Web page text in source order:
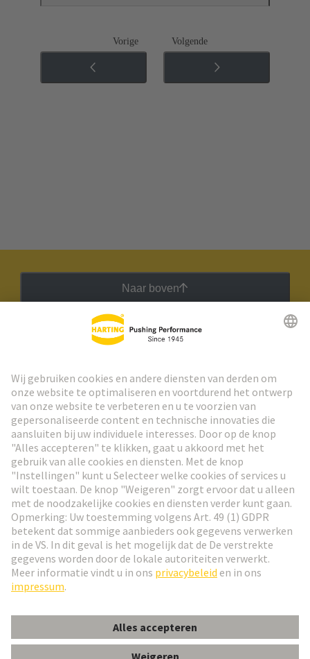
Vorige Volgende
Naar boven
Ga naar registratie
Social Media
Nederlands
© HARTING Technology Group